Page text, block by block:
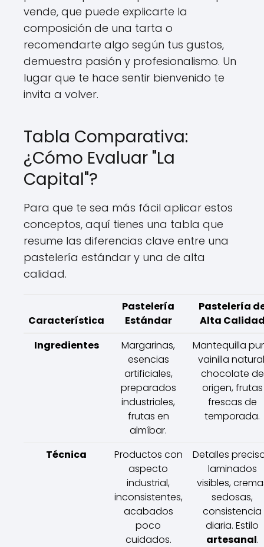
vende, que puede explicarte la
composición de una tarta o
recomendarte algo según tus gustos,
demuestra pasión y profesionalismo. Un
lugar que te hace sentir bienvenido te
invita a volver.
Tabla Comparativa:
¿Cómo Evaluar "La
Capital"?
Para que te sea más fácil aplicar estos
conceptos, aquí tienes una tabla que
resume las diferencias clave entre una
pastelería estándar y una de alta
calidad.
Característica
Pastelería
Estándar
Pastelería
Alta
Ingredientes
Margarinas,
esencias
artificiales,
preparados
industriales,
frutas en
almíbar.
Mantequilla
vainilla
chocolate de
origen, frutas
frescas de
temporada.
Técnica
Productos con
aspecto
industrial,
inconsistentes,
acabados
poco
cuidados.
Detalles
laminados
visibles,
sedosas,
consistencia
diaria. Estilo
artesanal.